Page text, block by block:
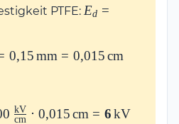
PTFE: E_d =
Ed =
0,15mm = 0,015cm
cm
kV ⋅ 0,015cm = 6kV